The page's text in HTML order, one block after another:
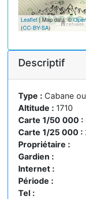
Leaflet| Map data: ©
(CC-BY-SA)
Descriptif
Type : Cabane
Altitude : 1710
Carte 1/50 000 :
Carte 1/25 000 :
Propriétaire :
Gardien :
Internet :
Période :
Tel :